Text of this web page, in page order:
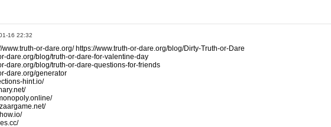
16 22:32
www.truth-or-dare.org/ https://www.truth-or-dare.org/blog/Dirty-Truth-or-Dare
dare.org/blog/truth-or-dare-for-valentine-day
dare.org/blog/truth-or-dare-questions-for-friends
dare.org/generator
hint.io/